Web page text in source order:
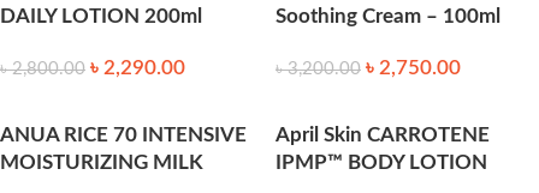
DAILY LOTION 200ml
৳2,800.00 ৳ 2,290.00
Soothing Cream – 100ml
৳3,200.00 ৳ 2,750.00
ANUA RICE 70 INTENSIVE
MOISTURIZING MILK
April Skin CARROTENE
IPMP™ BODY LOTION